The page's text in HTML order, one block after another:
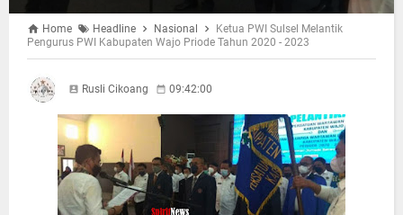
Home Headline Nasional
Ketua PWI Sulsel Melantik
Pengurus PWI Kabupaten Wajo Priode Tahun 2020 - 2023
Rusli Cikoang 09:42:00